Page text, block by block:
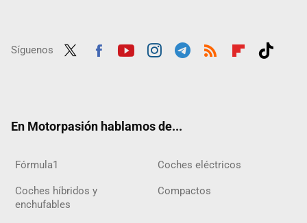
Síguenos
En Motorpasión hablamos de...
Fórmula1 Coches eléctricos
Coches híbridos y
enchufables
Compactos